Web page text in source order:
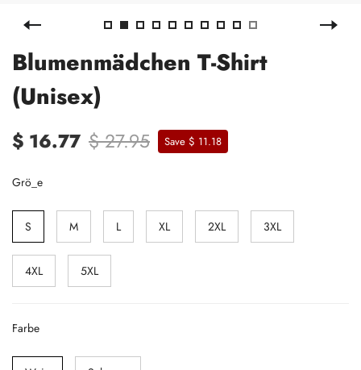
Blumenmädchen T-Shirt
(Unisex)
$ 16.77 $ 27.95 Save $ 11.18
Grö_e
S M L XL 2XL 3XL
4XL 5XL
Farbe